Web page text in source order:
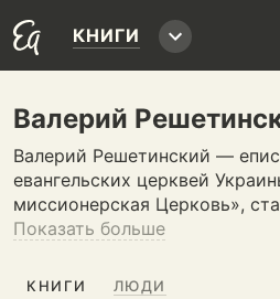
КНИГИ
Валерий
Валерий Решетинский —
евангельских церквей
миссионерская Церковь»,
Показать больше
КНИГИ ЛЮДИ